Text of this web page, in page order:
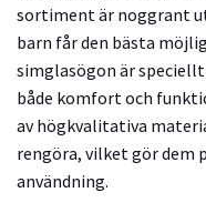
sortiment är noggrant
barn får den bästa
simglasögon är
både komfort och
av högkvalitativa
rengöra, vilket gör dem
användning.